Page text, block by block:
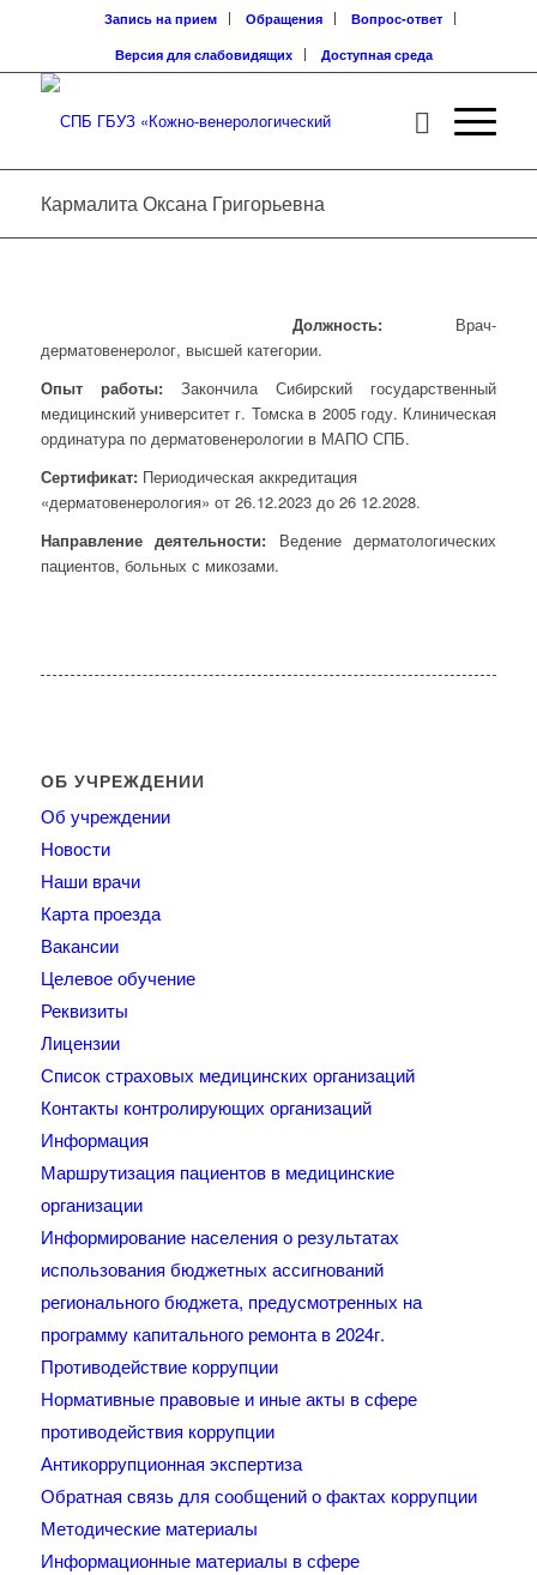
Запись на прием Обращения
Вопрос-ответ
Версия для слабовидящих
Доступная среда
Кармалита Оксана Григорьевна
Должность:Врач-
дерматовенеролог, высшей категории.
Опыт работы:Закончила Сибирский государственный
медицинский университет г. Томска в 2005 году. Клиническая
ординатура по дерматовенерологии в МАПО СПБ.
Сертификат: Периодическая аккредитация
«дерматовенерология» от 26.12.2023 до 26 12.2028.
Направление деятельности: Ведение дерматологических
пациентов, больных с микозами.
ОБ УЧРЕЖДЕНИИ
Об учреждении
Новости
Наши врачи
Карта проезда
Вакансии
Целевое обучение
Реквизиты
Лицензии
Список страховых медицинских организаций
Контакты контролирующих организаций
Информация
Маршрутизация пациентов в медицинские
организации
Информирование населения о результатах
использования бюджетных ассигнований
регионального бюджета, предусмотренных на
программу капитального ремонта в 2024г.
Противодействие коррупции
Нормативные правовые и иные акты в сфере
противодействия коррупции
Антикоррупционная экспертиза
Обратная связь для сообщений о фактах коррупции
Методические материалы
Информационные материалы в сфере